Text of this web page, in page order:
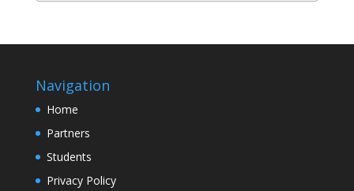
Navigation
Home
Partners
Students
Privacy Policy